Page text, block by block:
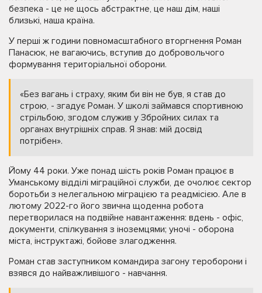
безпека - це не щось абстрактне, це наш дім, наші
близькі, наша країна.
У перші ж години повномасштабного вторгнення Роман
Панасюк, не вагаючись, вступив до добровольчого
формування територіальної оборони.
«Без вагань і страху, яким би він не був, я став до
строю, - згадує Роман. У школі займався спортивною
стрільбою, згодом служив у Збройних силах та
органах внутрішніх справ. Я знав: мій досвід
потрібен».
Йому 44 роки. Уже понад шість років Роман працює в
Уманському відділі міграційної служби, де очолює сектор
боротьби з нелегальною міграцією та реадмісією. Але в
лютому 2022-го його звична щоденна робота
перетворилася на подвійне навантаження: вдень - офіс,
документи, спілкування з іноземцями; уночі - оборона
міста, інструктажі, бойове злагодження.
Роман став заступником командира загону тероборони і
взявся до найважливішого - навчання.